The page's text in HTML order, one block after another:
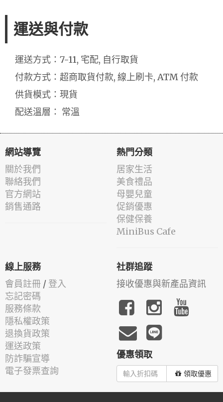
運送與付款
運送方式：7-11, 宅配, 自行取貨
付款方式：超商取貨付款, 線上刷卡, ATM 付款
供貨模式：現貨
配送溫層： 常溫
網站導覽
關於我們
聯絡我們
官方網站
銷售通路
熱門分類
居家生活
美食禮品
母嬰兒童
促銷優惠
保健保養
MiniBus Cafe
線上服務
會員註冊 / 登入
忘記密碼
服務條款
隱私權政策
退換貨政策
運送政策
防詐騙宣導
電子發票查詢
社群追蹤
接收優惠與新產品資訊
優惠領取
領取優惠